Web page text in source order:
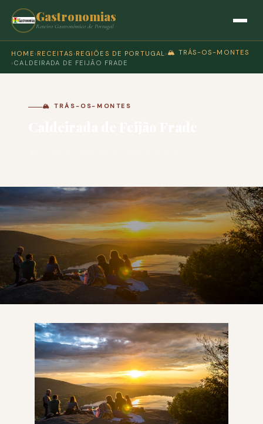
Gastronomias
Roteiro Gastronómico de Portugal
HOME › RECEITAS › REGIÕES DE PORTUGAL ›🏔️ TRÁS-OS-MONTES
› CALDEIRADA DE FEIJÃO FRADE
🏔️ TRÁS-OS-MONTES